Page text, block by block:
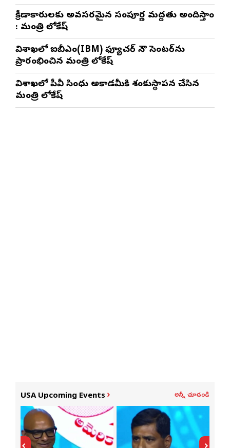
క్రీడాకారులకు అవసరమైన సంపూర్ణ మద్దతు అందిస్తాం
: మంత్రి లోకేష్
విశాఖలో ఐబీఎం(IBM) ఫ్యూచర్ నౌ సెంటర్‌ను
ప్రారంభించిన మంత్రి లోకేష్
విశాఖలో పీవీ సింధు అకాడమీకి శంకుస్థాపన చేసిన
మంత్రి లోకేష్
USA Upcoming Events అన్నీ చూడండి